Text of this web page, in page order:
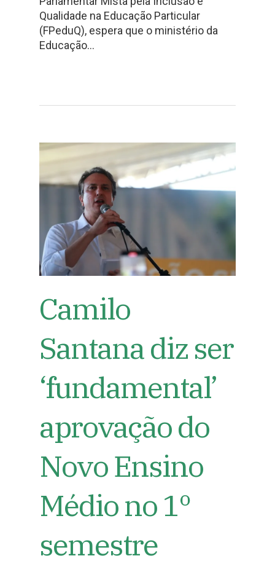
Qualidade na Educação Particular
(FPeduQ), espera que o ministério da
Educação…
Camilo
Santana diz ser
‘fundamental’
aprovação do
Novo Ensino
Médio no 1º
semestre